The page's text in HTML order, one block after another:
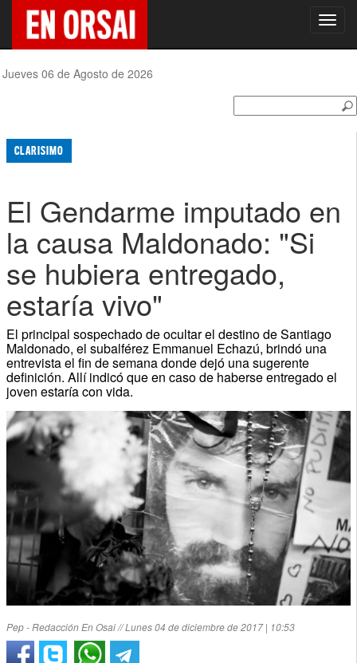
Jueves 06 de Agosto de 2026
CLARISIMO
El Gendarme imputado en
la causa Maldonado: "Si
se hubiera entregado,
estaría vivo"
El principal sospechado de ocultar el destino de Santiago
Maldonado, el subalférez Emmanuel Echazú, brindó una
entrevista el fin de semana donde dejó una sugerente
definición. Allí indicó que en caso de haberse entregado el
joven estaría con vida.
Pep - Redacción En Osai // Lunes 04 de diciembre de 2017 | 10:53